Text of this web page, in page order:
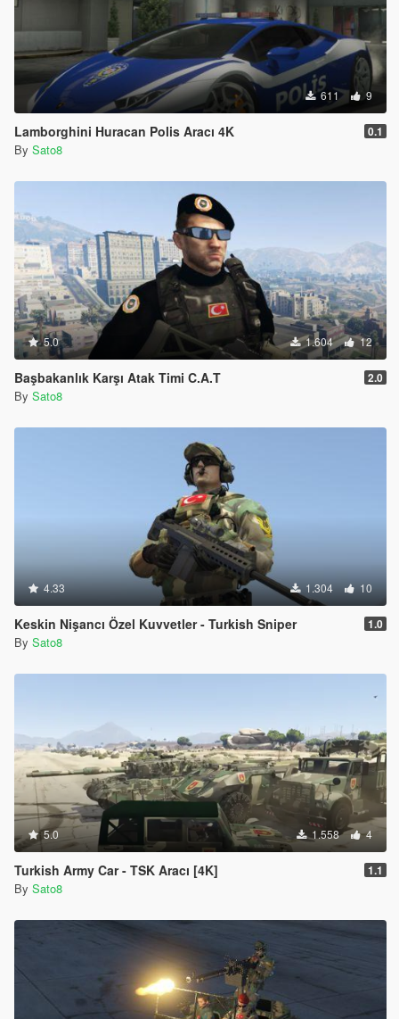
611 9
Lamborghini Huracan Polis Aracı 4K 0.1
By Sato8
5.0 1.604 12
Başbakanlık Karşı Atak Timi C.A.T 2.0
By Sato8
4.33 1.304 10
Keskin Nişancı Özel Kuvvetler - Turkish Sniper 1.0
By Sato8
5.0 1.558 4
Turkish Army Car - TSK Aracı [4K] 1.1
By Sato8